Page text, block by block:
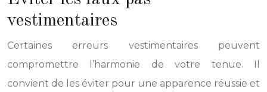
vestimentaires
Certaines erreurs vestimentaires peuvent
compromettre l’harmonie de votre tenue. Il
convient de les éviter pour une apparence réussie et